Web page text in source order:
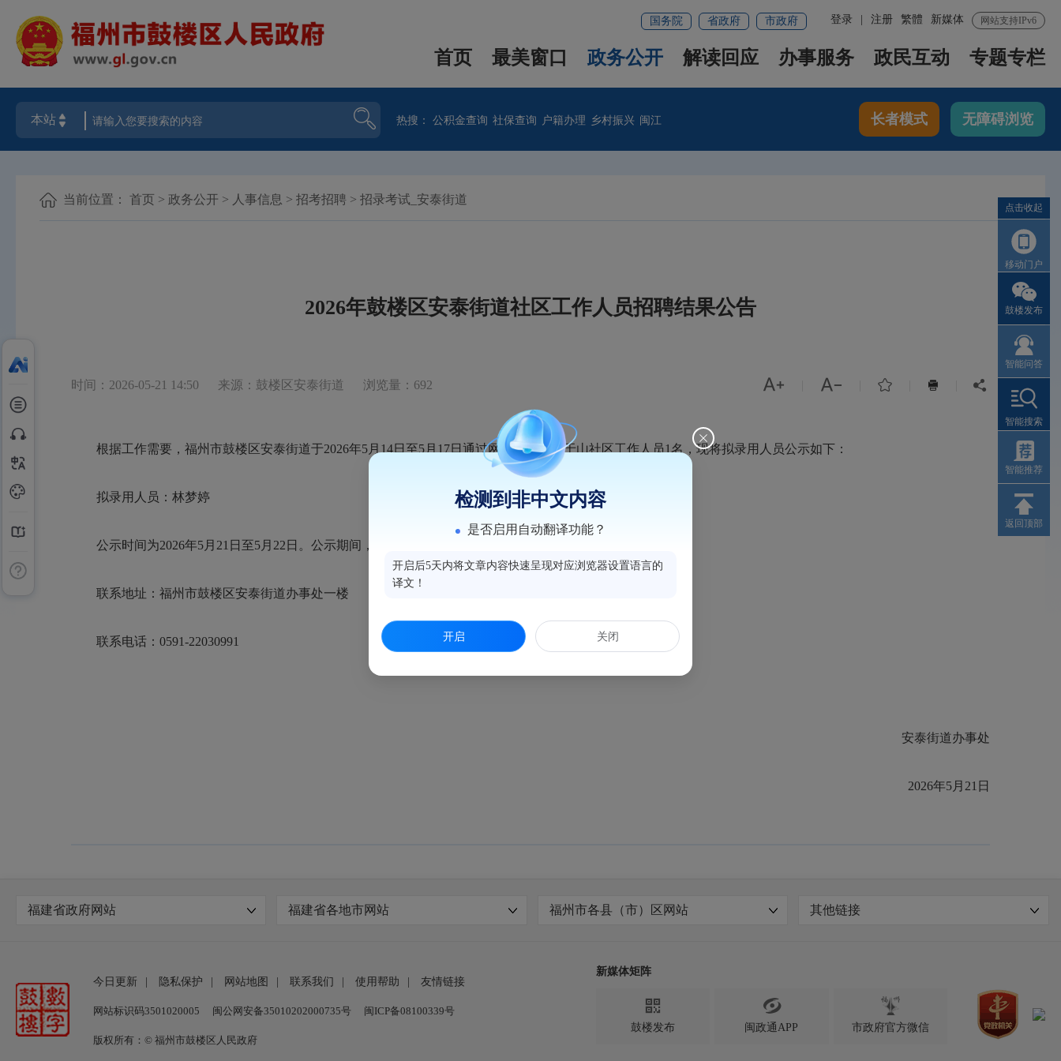
网站支持IPv6
新媒体
繁體
登录 注册
国务院 省政府 市政府
首页 最美窗口 政务公开 解读回应 办事服务 政民互动 专题专栏
热搜：公积金查询 社保查询 户籍办理 乡村振兴 闽江 长者模式 无障碍浏览
当前位置： 首页 > 政务公开 > 人事信息 > 招考招聘 > 招录考试_安泰街道
2026年鼓楼区安泰街道社区工作人员招聘结果公告
时间：2026-05-21 14:50 来源：鼓楼区安泰街道 浏览量：692     
根据工作需要，福州市鼓楼区安泰街道于2026年5月14日至5月17日通过网上公开招聘于山社区工作人员1名，现将拟录用人员公示如下：
拟录用人员：林梦婷
公示时间为2026年5月21日至5月22日。公示期间，如有疑问，请及时向鼓楼区安泰街道公共服务办反映。
联系地址：福州市鼓楼区安泰街道办事处一楼
联系电话：0591-22030991
安泰街道办事处
2026年5月21日
福建省政府网站 福建省各地市网站 福州市各县（市）区网站 其他链接
今日更新 隐私保护 网站地图 联系我们 使用帮助 友情链接
网站标识码3501020005 闽公网安备35010202000735号 闽ICP备08100339号
版权所有：© 福州市鼓楼区人民政府
新媒体矩阵

鼓楼发布

闽政通APP 市政府官方微信
点击收起
移动门户
鼓楼发布
智能问答
智能搜索
智能推荐
返回顶部
检测到非中文内容
是否启用自动翻译功能？
开启后5天内将文章内容快速呈现对应浏览器设置语言的
译文！
开启 关闭